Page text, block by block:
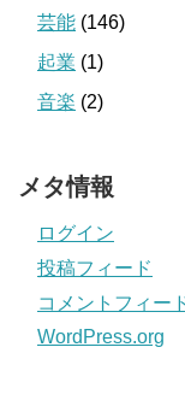
芸能 (146)
起業 (1)
音楽 (2)
メタ情報
ログイン
投稿フィード
コメントフィー
WordPress.org